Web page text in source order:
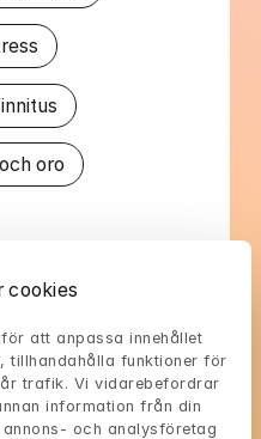
cookies
att anpassa innehållet
tillhandahålla funktioner för
trafik. Vi vidarebefordrar
information från din
och analysföretag
oro